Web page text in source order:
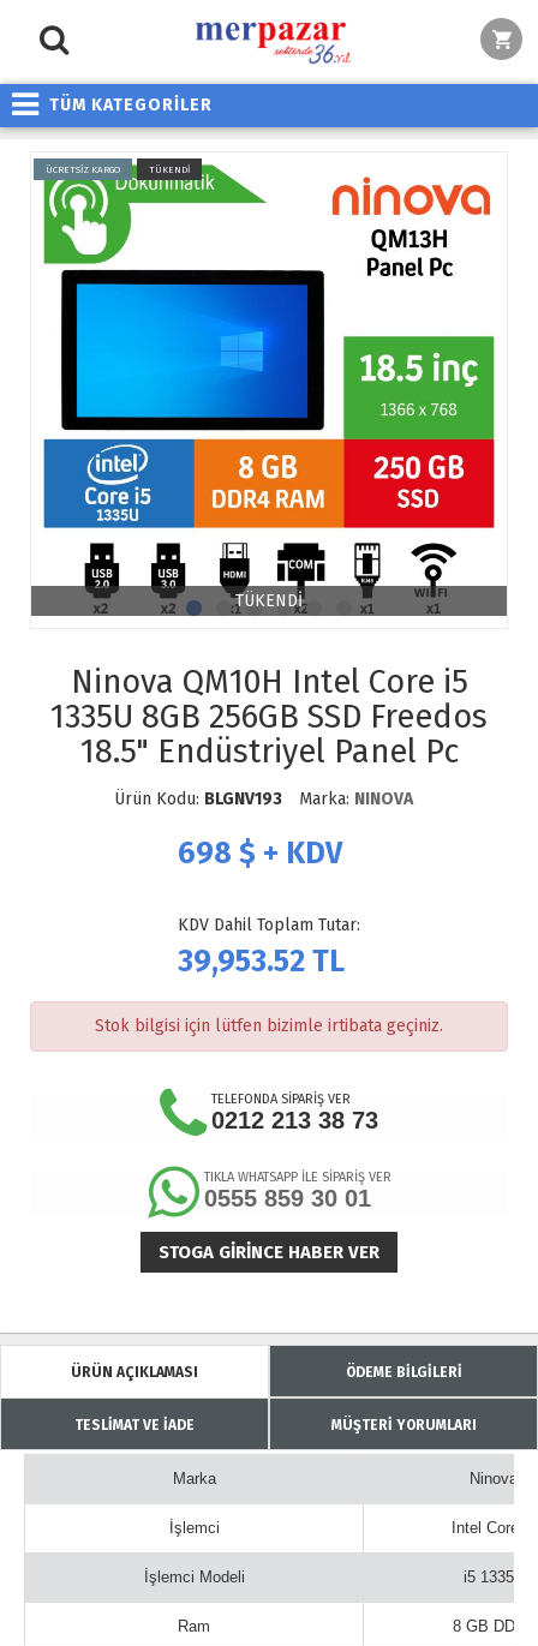
TÜM KATEGORİLER
ÜCRETSİZ KARGO TÜKENDİ
TÜKENDİ
Ninova QM10H Intel Core i5
1335U 8GB 256GB SSD Freedos
18.5" Endüstriyel Panel Pc
Ürün Kodu: BLGNV193 Marka: NINOVA
698 $ + KDV
KDV Dahil Toplam Tutar:
39,953.52 TL
Stok bilgisi için lütfen bizimle irtibata geçiniz.
TELEFONDA SİPARİŞ VER
0212 213 38 73
TIKLA WHATSAPP İLE SİPARİŞ VER
0555 859 30 01
STOGA GIRINCE HABER VER
ÜRÜN AÇIKLAMASI ÖDEME BİLGİLERİ
TESLİMAT VE İADE MÜŞTERİ YORUMLARI
Marka Ninova
İşlemci Intel Core i5
İşlemci Modeli i5 1335U
Ram 8 GB DDR4